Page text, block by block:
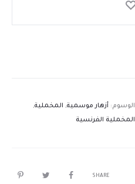
الوسوم: أزهار موسمية, المخملية,
المخملية الفرنسية
SHARE